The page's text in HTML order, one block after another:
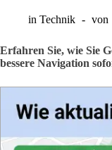
in Technik von
Erfahren Sie, wie Sie
bessere Navigation